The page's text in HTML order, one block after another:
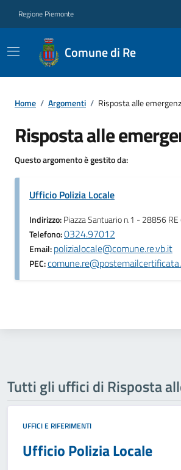
Regione Piemonte
Comune di Re
Home / Argomenti / Risposta alle
Risposta alle
Questo argomento è gestito da:
Ufficio Polizia Locale
Indirizzo:Piazza Santuario n.1 - 28856
Telefono:0324.97012
Email:polizialocale@comune.re.vb.it
PEC:
Tutti gli uffici di Risposta
UFFICI E RIFERIMENTI
Ufficio Polizia Locale